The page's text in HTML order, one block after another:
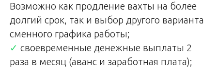
Возможно как продление вахты на более
долгий срок, так и выбор другого варианта
сменного графика работы;
✓ своевременные денежные выплаты 2
раза в месяц (аванс и заработная плата);